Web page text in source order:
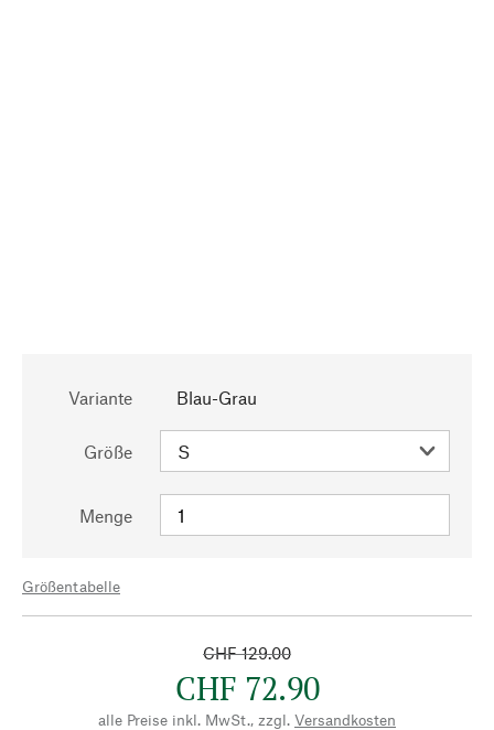
Variante Blau-Grau
Größe
Menge
Größentabelle
CHF 129.00
CHF 72.90
alle Preise inkl. MwSt., zzgl. Versandkosten